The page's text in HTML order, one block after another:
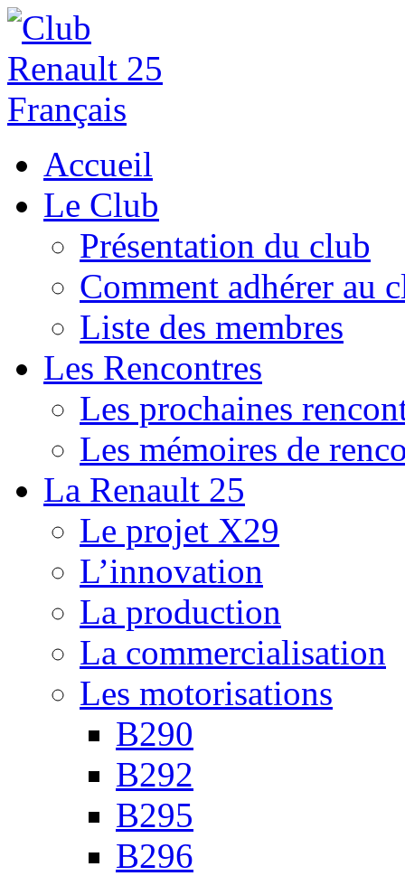
Accueil
Le Club
Présentation du club
Comment adhérer au
Liste des membres
Les Rencontres
Les prochaines
Les mémoires de
La Renault 25
Le projet X29
L’innovation
La production
La commercialisation
Les motorisations
B290
B292
B295
B296